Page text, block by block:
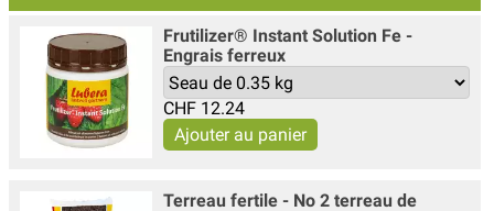
Frutilizer® Instant Solution Fe -
Engrais ferreux
CHF 12.24
Terreau fertile - No 2 terreau de